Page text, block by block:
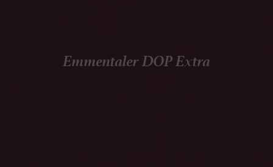
Emmentaler DOP Extra